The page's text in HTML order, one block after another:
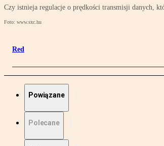
Czy istnieja regulacje o prędkości transmisji danych,
Foto: www.sxc.hu
Red
Powiązane
Polecane